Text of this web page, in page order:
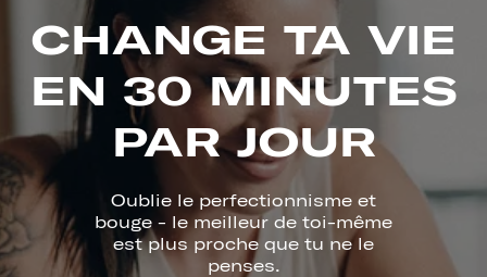
CHANGE TA VIE
EN 30 MINUTES
PAR JOUR
Oublie le perfectionnisme et
bouge - le meilleur de toi-même
est plus proche que tu ne le
penses.